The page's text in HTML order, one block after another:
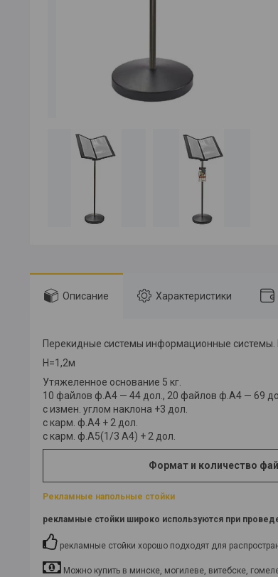
Описание Характеристики
Перекидные системы информационные
H=1,2м
Утяжеленное основание 5 кг.
10 файлов ф.А4 — 44 дол., 20 файлов ф.А4 — 69
c измен. углом наклона +3 дол.
с карм. ф.А4 + 2 дол.
с карм. ф.А5(1/3 А4) + 2 дол.
Формат и количество
Рекламные напольные стойки
рекламные стойки широко используются при
рекламные стойки хорошо подходят для
Можно купить в минске, могилеве, витебске,